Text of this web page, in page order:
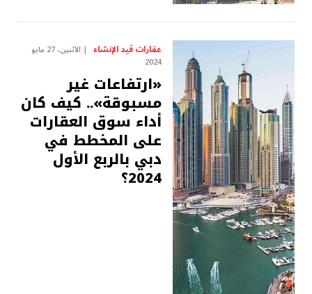
عقارات قيد الإنشاء الأثنين، 27 مايو
2024
«ارتفاعات غير
مسبوقة».. كيف كان
أداء سوق العقارات
على المخطط في
دبي بالربع الأول
2024؟